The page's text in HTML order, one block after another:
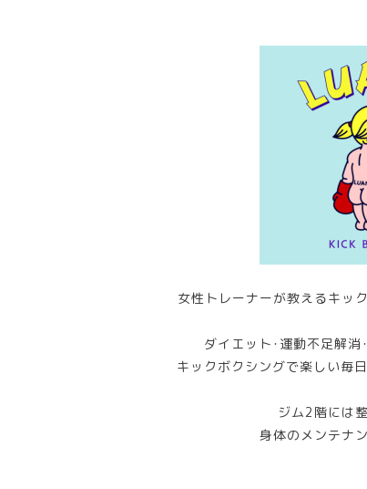
女性トレーナーが教えるキッ
ダイエット･運動不足解消
キックボクシングで楽しい毎
ジム2階には
身体のメンテナ